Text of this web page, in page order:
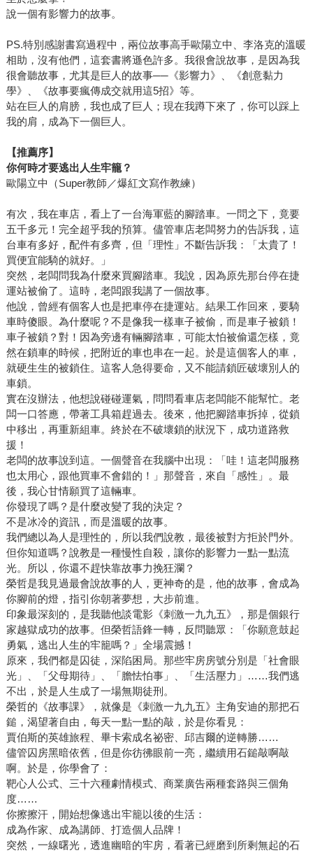
說一個有影響力的故事。
PS.特別感謝書寫過程中，兩位故事高手歐陽立中、李洛克的溫暖
相助，沒有他們，這套書將遜色許多。我很會說故事，是因為我
很會聽故事，尤其是巨人的故事──《影響力》、《創意黏力
學》、《故事要瘋傳成交就用這5招》等。
站在巨人的肩膀，我也成了巨人；現在我蹲下來了，你可以踩上
我的肩，成為下一個巨人。
【推薦序】
你何時才要逃出人生牢籠？
歐陽立中（Super教師／爆紅文寫作教練）
有次，我在車店，看上了一台海軍藍的腳踏車。一問之下，竟要
五千多元！完全超乎我的預算。儘管車店老闆努力的告訴我，這
台車有多好，配件有多齊，但「理性」不斷告訴我：「太貴了！
買便宜能騎的就好。」
突然，老闆問我為什麼來買腳踏車。我說，因為原先那台停在捷
運站被偷了。這時，老闆跟我講了一個故事。
他說，曾經有個客人也是把車停在捷運站。結果工作回來，要騎
車時傻眼。為什麼呢？不是像我一樣車子被偷，而是車子被鎖！
車子被鎖？對！因為旁邊有輛腳踏車，可能太怕被偷還怎樣，竟
然在鎖車的時候，把附近的車也串在一起。於是這個客人的車，
就硬生生的被鎖住。這客人急得要命，又不能請鎖匠破壞別人的
車鎖。
實在沒辦法，他想說碰碰運氣，問問看車店老闆能不能幫忙。老
闆一口答應，帶著工具箱趕過去。後來，他把腳踏車拆掉，從鎖
中移出，再重新組車。終於在不破壞鎖的狀況下，成功道路救
援！
老闆的故事說到這。一個聲音在我腦中出現：「哇！這老闆服務
也太用心，跟他買車不會錯的！」那聲音，來自「感性」。最
後，我心甘情願買了這輛車。
你發現了嗎？是什麼改變了我的決定？
不是冰冷的資訊，而是溫暖的故事。
我們總以為人是理性的，所以我們說教，最後被對方拒於門外。
但你知道嗎？說教是一種慢性自殺，讓你的影響力一點一點流
光。所以，你還不趕快靠故事力挽狂瀾？
榮哲是我見過最會說故事的人，更神奇的是，他的故事，會成為
你腳前的燈，指引你朝著夢想，大步前進。
印象最深刻的，是我聽他談電影《刺激一九九五》，那是個銀行
家越獄成功的故事。但榮哲語鋒一轉，反問聽眾：「你願意鼓起
勇氣，逃出人生的牢籠嗎？」全場震撼！
原來，我們都是囚徒，深陷困局。那些牢房房號分別是「社會眼
光」、「父母期待」、「膽怯怕事」、「生活壓力」……我們逃
不出，於是人生成了一場無期徒刑。
榮哲的《故事課》，就像是《刺激一九九五》主角安迪的那把石
鎚，渴望著自由，每天一點一點的敲，於是你看見：
賈伯斯的英雄旅程、畢卡索成名祕密、邱吉爾的逆轉勝……
儘管囚房黑暗依舊，但是你彷彿眼前一亮，繼續用石鎚敲啊敲
啊。於是，你學會了：
靶心人公式、三十六種劇情模式、商業廣告兩種套路與三個角
度……
你擦擦汗，開始想像逃出牢籠以後的生活：
成為作家、成為講師、打造個人品牌！
突然，一線曙光，透進幽暗的牢房，看著已經磨到所剩無起的石